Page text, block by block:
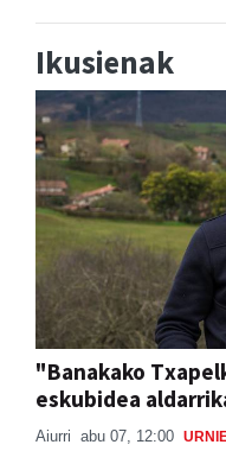
Ikusienak
"Banakako
eskubidea
Aiurri abu 07, 12:00